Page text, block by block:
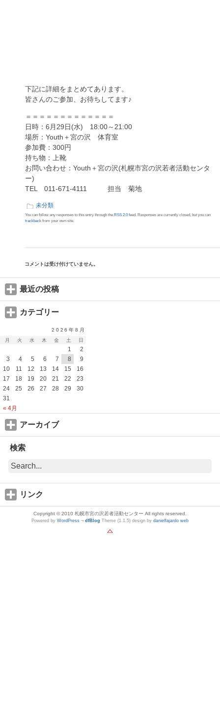
下記に詳細をまとめてあります。
皆さんのご参加、お待ちしてます♪
＝＝＝＝＝＝＝＝＝＝＝＝＝
日時：6月29日(水) 18:00～21:00
場所：Youth＋宮の沢 体育室
参加費：300円
持ち物：上靴
お問い合わせ：Youth＋宮の沢(札幌市宮の沢若者活動センタ
ー)
TEL 011-671-4111 担当 菊地
未分類
You can follow any responses to this entry through the RSS 2.0 feed. Responses are currently closed, but you can
trackback from your own site.
コメントは受け付けていません。
最近の投稿
カテゴリー
2026年8月
月
火 水 木 金 土 日
« 4月
1
2
3
4 5 6 7 8
9
10
11 12 13 14 15
16
17
18 19 20 21 22
23
24
25 26 27 28 29
30
31
アーカイブ
検索
リンク
Copyright © 2010 札幌市宮の沢若者活動センター All rights reserved.
Powered by WordPress ¬ dfBlog Theme (1.1.5) design by danielfajardo web